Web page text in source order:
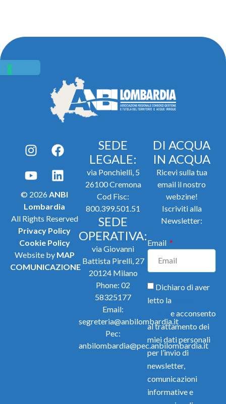
© 2026ANBI
Lombardia
All Rights Reserved
Privacy Policy
Cookie Policy
Website by MAP
COMUNICAZIONE
SEDE
LEGALE:
via Ponchielli, 5
26100 Cremona
Cod Fisc:
800.399.501.51
SEDE
OPERATIVA:
via Giovanni
Battista Pirelli, 27
20124 Milano
Phone: 02
58325177
Email:
segreteria@anbilombardia.it
Pec:
anbilombardia@pec.anbilombardia.it
DI ACQUA
IN ACQUA
Ricevi sulla tua
email il nostro
webzine!
Iscriviti alla
Newsletter:
Email
Dichiaro di aver
letto la
e acconsento
al trattamento dei
miei dati personali
per l’invio di
newsletter,
comunicazioni
informative e